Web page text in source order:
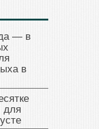
— в
в
для